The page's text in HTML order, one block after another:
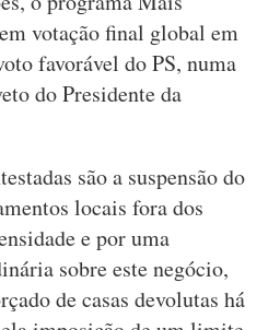
votação final global em
favorável do PS, numa
do Presidente da
são a suspensão do
locais fora dos
e por uma
sobre este negócio,
de casas devolutas há